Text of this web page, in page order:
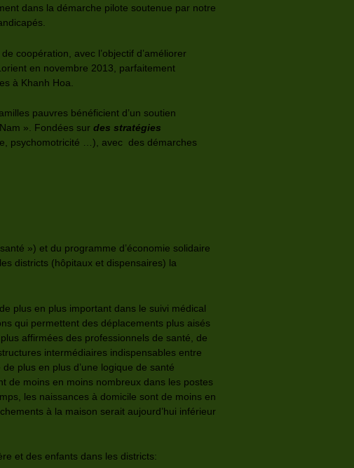
dans la démarche pilote soutenue par notre
coopération, avec l’objectif d’améliorer
en novembre 2013, parfaitement
à Khanh Hoa.
pauvres bénéficient d’un soutien
». Fondées sur des stratégies
psychomotricité …), avec des démarches
») et du programme d’économie solidaire
districts (hôpitaux et dispensaires) la
plus en plus important dans le suivi médical
qui permettent des déplacements plus aisés
affirmées des professionnels de santé, de
intermédiaires indispensables entre
plus en plus d’une logique de santé
de moins en moins nombreux dans les postes
les naissances à domicile sont de moins en
à la maison serait aujourd’hui inférieur
et des enfants dans les districts: